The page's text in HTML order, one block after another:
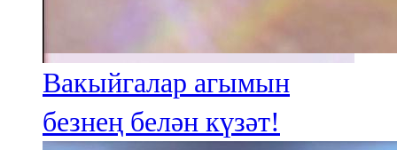
Вакыйгалар агымын
безнең белән күзәт!